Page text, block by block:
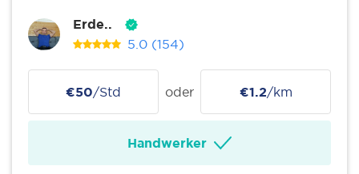
Erde..
5.0 (154)
€50/Std oder €1.2/km
Handwerker